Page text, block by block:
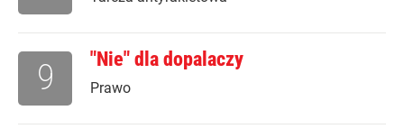
"Nie" dla dopalaczy
Prawo
9